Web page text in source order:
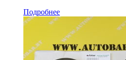
Подробнее